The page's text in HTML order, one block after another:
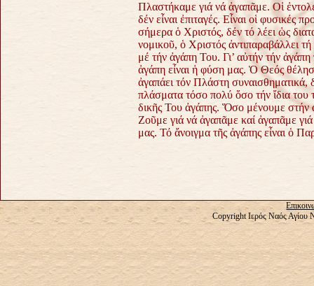
Πλαστήκαμε γιά νά ἀγαπᾶμε. Οἱ
δέν εἶναι ἐπιταγές. Εἶναι οἱ φυσικές
σήμερα ὁ Χριστός, δέν τό λέει ὡς
νομικοῦ, ὁ Χριστός ἀντιπαραβάλλει
μέ τήν ἀγάπη Του. Γι’ αὐτήν τήν
ἀγάπη εἶναι ἡ φύση μας. Ὁ Θεός
ἀγαπάει τόν Πλάστη συναισθηματικά,
πλάσματα τόσο πολύ ὅσο τήν ἴδια του
δικῆς Του ἀγάπης. Ὅσο μένουμε
Ζοῦμε γιά νά ἀγαπᾶμε καί ἀγαπᾶμε
μας. Τό ἄνοιγμα τῆς ἀγάπης εἶναι ὁ
Copyright Ιερός Ναός Αγίου